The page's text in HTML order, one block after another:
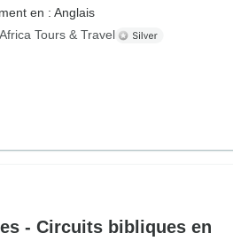
en : Anglais
Tours & Travel
- Circuits bibliques en